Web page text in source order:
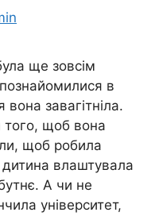
ще зовсім
в
вона завагітніла.
того, щоб вона
щоб робила
дитина влаштувала
А чи не
університет,